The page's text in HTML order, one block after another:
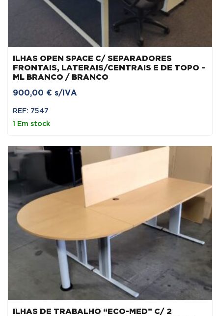
ILHAS OPEN SPACE C/ SEPARADORES
FRONTAIS, LATERAIS/CENTRAIS E DE TOPO –
ML BRANCO / BRANCO
900,00 € s/IVA
REF: 7547
1 Em stock
ILHAS DE TRABALHO “ECO-MED” C/ 2